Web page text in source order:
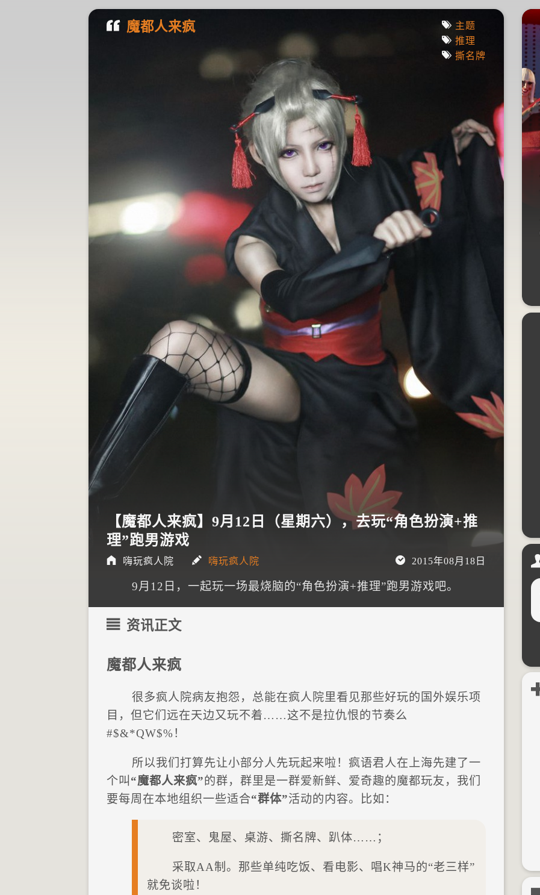
魔都人来疯
主题
推理
撕名牌
【魔都人来疯】9月12日（星期六），去玩“角色扮演+推
理”跑男游戏
嗨玩疯人院 嗨玩疯人院 2015年08月18日
9月12日，一起玩一场最烧脑的“角色扮演+推理”跑男游戏吧。
资讯正文
魔都人来疯
很多疯人院病友抱怨，总能在疯人院里看见那些好玩的国外娱乐项
目，但它们远在天边又玩不着……这不是拉仇恨的节奏么
#$&*QW$%！
所以我们打算先让小部分人先玩起来啦！疯语君人在上海先建了一
个叫 “魔都人来疯”的群，群里是一群爱新鲜、爱奇趣的魔都玩友，我们
要每周在本地组织一些适合“群体”活动的内容。比如：
密室、鬼屋、桌游、撕名牌、趴体……；
采取AA制。那些单纯吃饭、看电影、唱K神马的“老三样”
就免谈啦！
有一部恐怖片，把世界
恐怖小说大师都吓尿
2015年05月25日